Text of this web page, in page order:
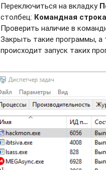
Переключиться на вкладку
столбец: Командная строка
Проверить наличие в
Закрыть такие программы, а
происходит запуск таких